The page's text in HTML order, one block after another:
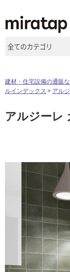
キッチン
扉
ウッドデッキ
照明
内装用建材
施工事例
店舗・施設事例
ショール
名古屋ショール
福岡ショール
横浜スマート
ム
ご利用ガイド
よくある質問
修理お問い合
説明書・図面
ミラタップと
自分らしい家
SUVACO
建材・住宅設備の通販
ルインデックス
アル
アルジーレ